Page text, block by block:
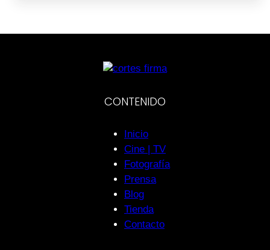
CONTENIDO
Inicio
Cine | TV
Fotografía
Prensa
Blog
Tienda
Contacto